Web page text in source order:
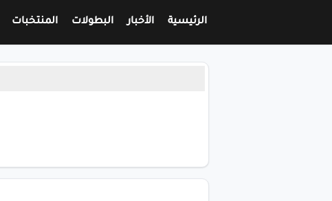
الرئيسية الأخبار البطولات المنتخبات